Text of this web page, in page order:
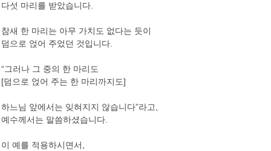
다섯 마리를 받았습니다.
참새 한 마리는 아무 가치도 없다는 듯이
덤으로 얹어 주었던 것입니다.
“그러나 그 중의 한 마리도
[덤으로 얹어 주는 한 마리까지도]
하느님 앞에서는 잊혀지지 않습니다”라고,
예수께서는 말씀하셨습니다.
이 예를 적용하시면서,